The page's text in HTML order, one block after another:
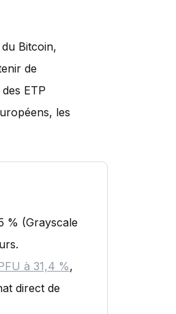
Bitcoin,
de
ETP
les
% (Grayscale
à 31,4 %,
direct de